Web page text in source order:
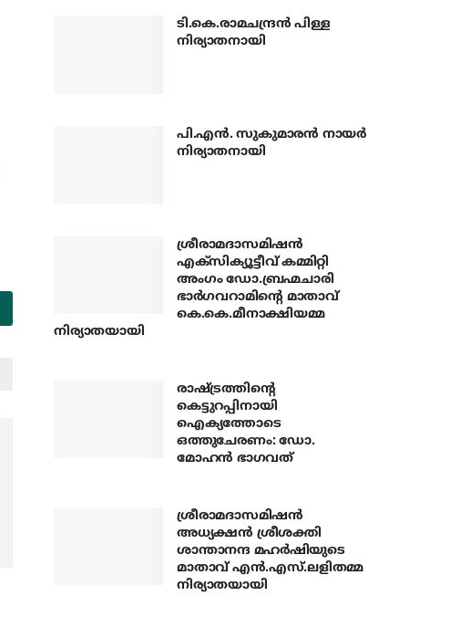
ടി.കെ.രാമചന്ദ്രന്‍ പിള്ള
നിര്യാതനായി
പി.എന്‍. സുകുമാരന്‍ നായര്‍
നിര്യാതനായി
ശ്രീരാമദാസമിഷന്‍
എക്‌സിക്യൂട്ടീവ് കമ്മിറ്റി
അംഗം ഡോ.ബ്രഹ്മചാരി
ഭാര്‍ഗവറാമിന്റെ മാതാവ്
കെ.കെ.മീനാക്ഷിയമ്മ
നിര്യാതയായി
രാഷ്ട്രത്തിന്റെ
കെട്ടുറപ്പിനായി
ഐക്യത്തോടെ
ഒത്തുചേരണം: ഡോ.
മോഹന്‍ ഭാഗവത്
ശ്രീരാമദാസമിഷന്‍
അധ്യക്ഷന്‍ ശ്രീശക്തി
ശാന്താനന്ദ മഹര്‍ഷിയുടെ
മാതാവ് എന്‍.എസ്.ലളിതമ്മ
നിര്യാതയായി